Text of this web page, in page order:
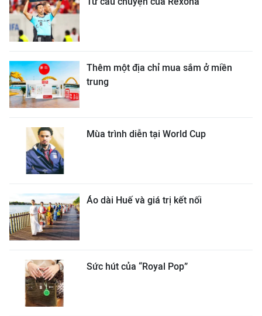
Thêm một địa chỉ mua sắm ở miền
trung
Mùa trình diễn tại World Cup
Áo dài Huế và giá trị kết nối
Sức hút của “Royal Pop”